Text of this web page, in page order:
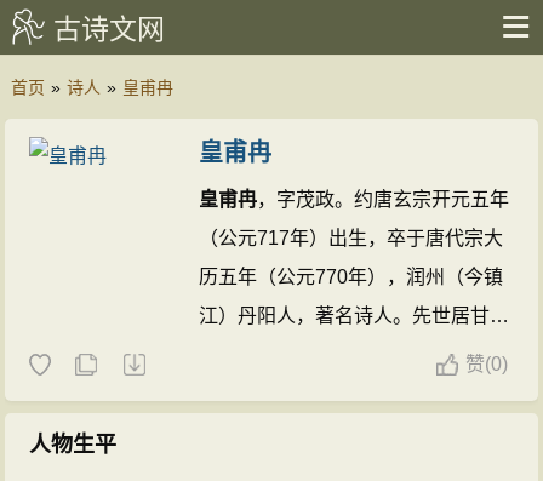
古诗文网
首页 » 诗人 » 皇甫冉
皇甫冉
皇甫冉，字茂政。约唐玄宗开元五年
（公元717年）出生，卒于唐代宗大
历五年（公元770年），润州（今镇
江）丹阳人，著名诗人。先世居甘肃
泾州。天宝十五年进士。曾官无锡
赞(0)
人物生平